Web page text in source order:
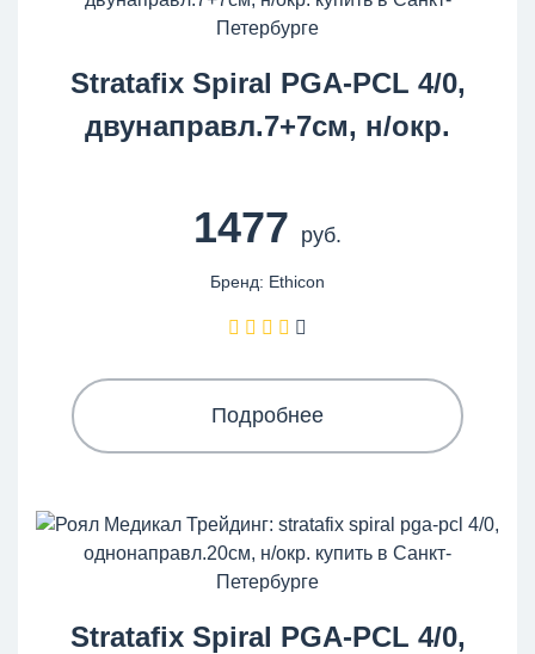
Stratafix Spiral PGA-PCL 4/0,
двунаправл.7+7см, н/окр.
1477 руб.
Бренд: Ethicon
Подробнее
Stratafix Spiral PGA-PCL 4/0,